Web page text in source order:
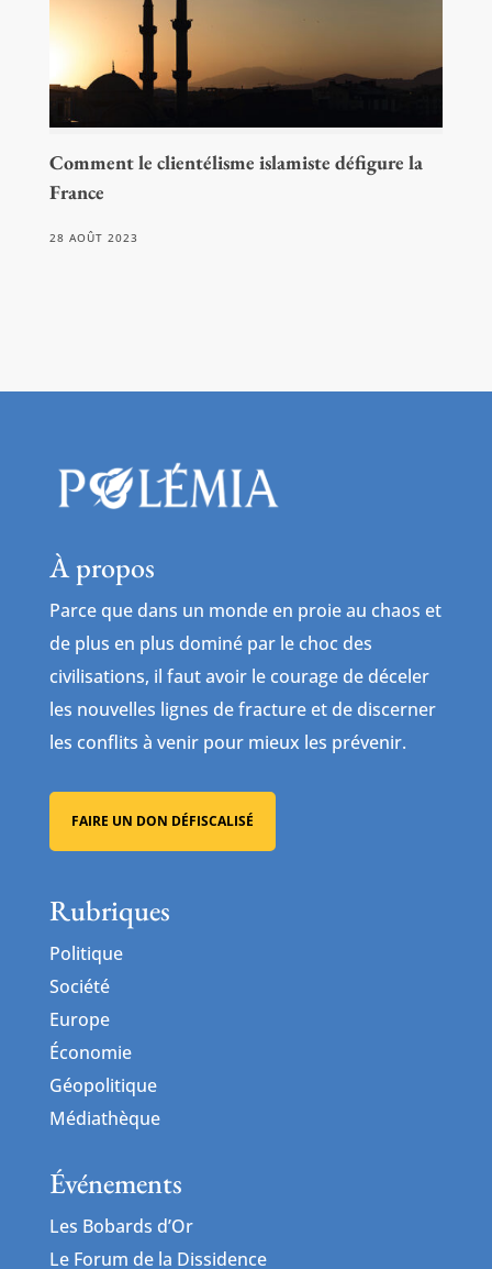
Comment le clientélisme islamiste défigure la
France
28 AOÛT 2023
À propos
Parce que dans un monde en proie au chaos et
de plus en plus dominé par le choc des
civilisations, il faut avoir le courage de déceler
les nouvelles lignes de fracture et de discerner
les conflits à venir pour mieux les prévenir.
FAIRE UN DON DÉFISCALISÉ
Rubriques
Politique
Société
Europe
Économie
Géopolitique
Médiathèque
Événements
Les Bobards d’Or
Le Forum de la Dissidence